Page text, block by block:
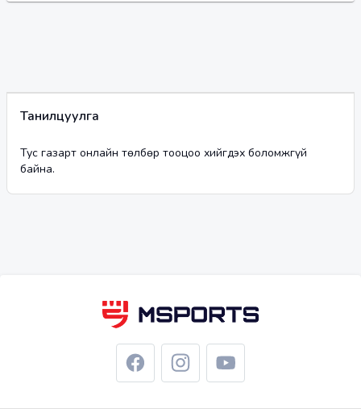
Танилцуулга
Тус газарт онлайн төлбөр тооцоо хийгдэх боломжгүй
байна.